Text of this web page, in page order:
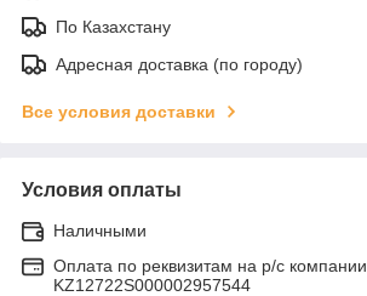
По Казахстану
Адресная доставка (по городу)
Все условия доставки
Условия оплаты
Наличными
Оплата по реквизитам на р/с компании
KZ12722S000002957544